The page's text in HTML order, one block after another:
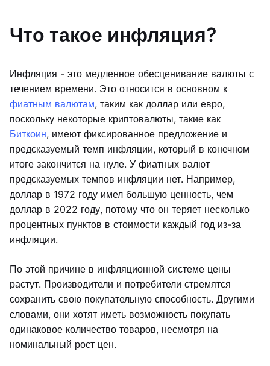
Что такое инфляция?
Инфляция - это медленное обесценивание валюты с
течением времени. Это относится в основном к
фиатным валютам, таким как доллар или евро,
поскольку некоторые криптовалюты, такие как
Биткоин, имеют фиксированное предложение и
предсказуемый темп инфляции, который в конечном
итоге закончится на нуле. У фиатных валют
предсказуемых темпов инфляции нет. Например,
доллар в 1972 году имел большую ценность, чем
доллар в 2022 году, потому что он теряет несколько
процентных пунктов в стоимости каждый год из-за
инфляции.
По этой причине в инфляционной системе цены
растут. Производители и потребители стремятся
сохранить свою покупательную способность. Другими
словами, они хотят иметь возможность покупать
одинаковое количество товаров, несмотря на
номинальный рост цен.